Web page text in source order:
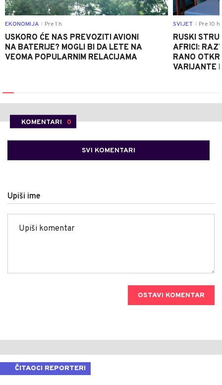
EKONOMIJA Pre 1 h
USKORO ĆE NAS PREVOZITI AVIONI
NA BATERIJE? MOGLI BI DA LETE NA
VEOMA POPULARNIM RELACIJAMA
SVIJET Pre 10 h
RUSKI
AFRICI:
RANO
VARIJANTE
KOMENTARI 0
SVI KOMENTARI
Upiši ime
OSTAVI KOMENTAR
ČITAOCI REPORTERI